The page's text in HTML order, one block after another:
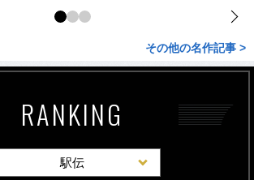
その他の名作記事 >
RANKING
駅伝